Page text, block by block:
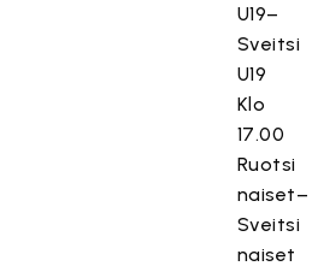
U19–
Sveitsi
U19
Klo
17.00
Ruotsi
naiset–
Sveitsi
naiset